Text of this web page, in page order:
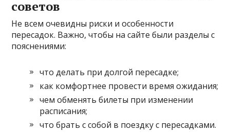
советов
Не всем очевидны риски и особенности
пересадок. Важно, чтобы на сайте были разделы с
пояснениями:
что делать при долгой пересадке;
как комфортнее провести время ожидания;
чем обменять билеты при изменении
расписания;
что брать с собой в поездку с пересадками.